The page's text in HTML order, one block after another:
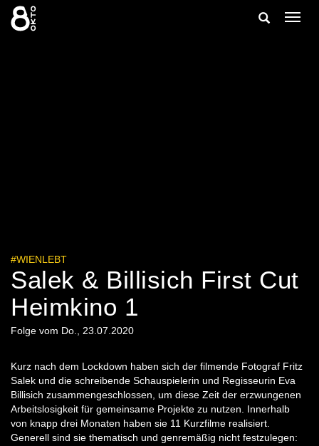
Zum
Inhalt
springen
Suche
#WIENLEBT
Salek & Billisich First Cut
Heimkino 1
Folge vom Do., 23.07.2020
Kurz nach dem Lockdown haben sich der filmende Fotograf Fritz
Salek und die schreibende Schauspielerin und Regisseurin Eva
Billisich zusammengeschlossen, um diese Zeit der erzwungenen
Arbeitslosigkeit für gemeinsame Projekte zu nutzen. Innerhalb
von knapp drei Monaten haben sie 11 Kurzfilme realisiert.
Generell sind sie thematisch und genremäßig nicht festzulegen: